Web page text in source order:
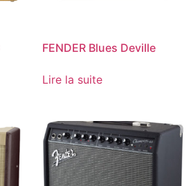
FENDER Blues Deville
Lire la suite